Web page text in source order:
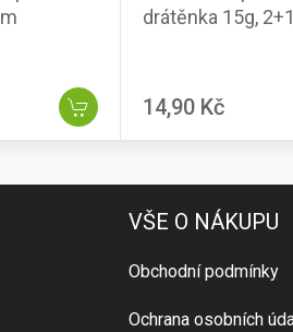
drátěnka 15g,
14,90 Kč
VŠE O NÁKUPU
Obchodní podmínky
Ochrana osobních